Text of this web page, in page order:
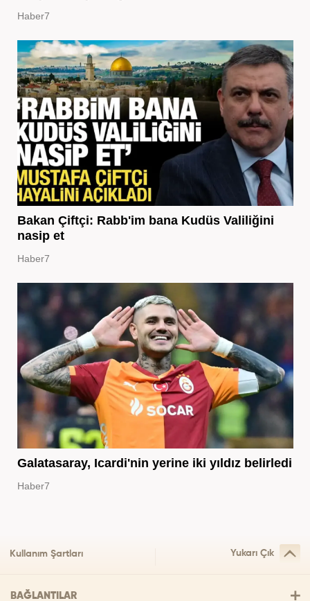
Haber7
Bakan Çiftçi: Rabb'im bana Kudüs Valiliğini
nasip et
Haber7
Galatasaray, Icardi'nin yerine iki yıldız belirledi
Haber7
Kullanım Şartları Yukarı Çık
BAĞLANTILAR